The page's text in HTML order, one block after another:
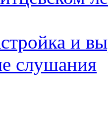
и
слушания